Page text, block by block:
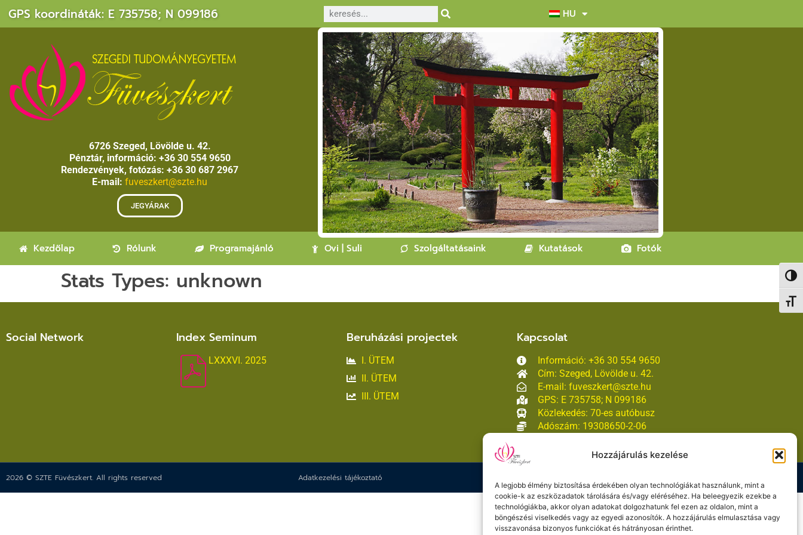
Hozzájárulás kezelése
A legjobb élmény biztosítása érdekében olyan technológiákat használunk, mint a
cookie-k az eszközadatok tárolására és/vagy eléréséhez. Ha beleegyezik ezekbe a
technológiákba, akkor olyan adatokat dolgozhatunk fel ezen az oldalon, mint a
böngészési viselkedés vagy az egyedi azonosítók. A hozzájárulás elmulasztása vagy
visszavonása bizonyos funkciókat és hátrányosan érinthet.
GPS koordináták: E 735758; N 099186 HU
6726 Szeged, Lövölde u. 42.
Pénztár, információ: +36 30 554 9650
Rendezvények, fotózás: +36 30 687 2967
E-mail:fuveszkert@szte.hu
JEGYÁRAK
Kezdőlap Rólunk Programajánló Ovi | Suli Szolgáltatásaink Kutatások Fotók
Stats Types: unknown
Social Network Index Seminum
LXXXVI. 2025
Beruházási projectek
I. ÜTEM
II. ÜTEM
III. ÜTEM
Kapcsolat
Információ: +36 30 554 9650
Cím: Szeged, Lövölde u. 42.
E-mail: fuveszkert@szte.hu
GPS: E 735758; N 099186
Közlekedés: 70-es autóbusz
Adószám: 19308650-2-06
2026 © SZTE Füvészkert. All rights reserved Adatkezelési tájékoztató